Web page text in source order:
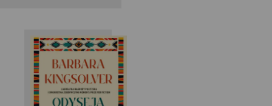
Barbara
Kingsolver